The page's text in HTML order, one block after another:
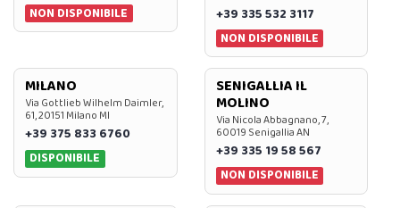
NON DISPONIBILE
+39 335 532 3117
NON DISPONIBILE
MILANO
Via Gottlieb Wilhelm Daimler,
61, 20151 Milano MI
+39 375 833 6760
DISPONIBILE
SENIGALLIA IL
MOLINO
Via Nicola Abbagnano, 7,
60019 Senigallia AN
+39 335 19 58 567
NON DISPONIBILE